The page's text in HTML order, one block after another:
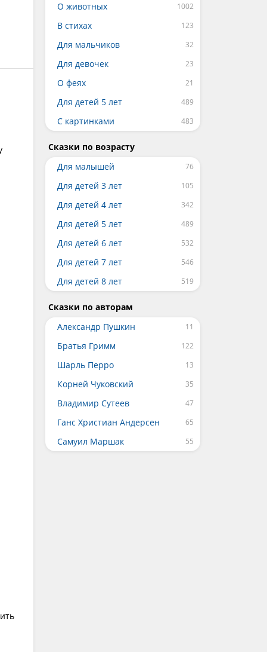
О животных
В стихах
Для мальчиков
Для девочек
О феях
Для детей 5 лет
С картинками
Сказки по возрасту
Для малышей
Для детей 3 лет
Для детей 4 лет
Для детей 5 лет
Для детей 6 лет
Для детей 7 лет
Для детей 8 лет
Сказки по авторам
Александр Пушкин
Братья Гримм
Шарль Перро
Корней Чуковский
Владимир Сутеев
Ганс Христиан Андерсен
Самуил Маршак